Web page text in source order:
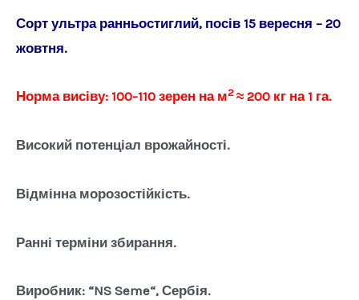
Сорт ультра ранньостиглий, посів 15 вересня – 20
жовтня.
Норма висіву: 100-110 зерен на м2 ≈ 200 кг на 1 га.
Високий потенціал врожайності.
Відмінна морозостійкість.
Ранні терміни збирання.
Виробник: “NS Seme“, Сербія.